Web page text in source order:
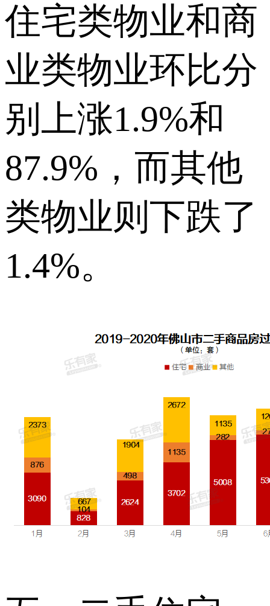
住宅类物业和商
业类物业环比分
别上涨1.9%和
87.9%，而其他
类物业则下跌了
1.4%。